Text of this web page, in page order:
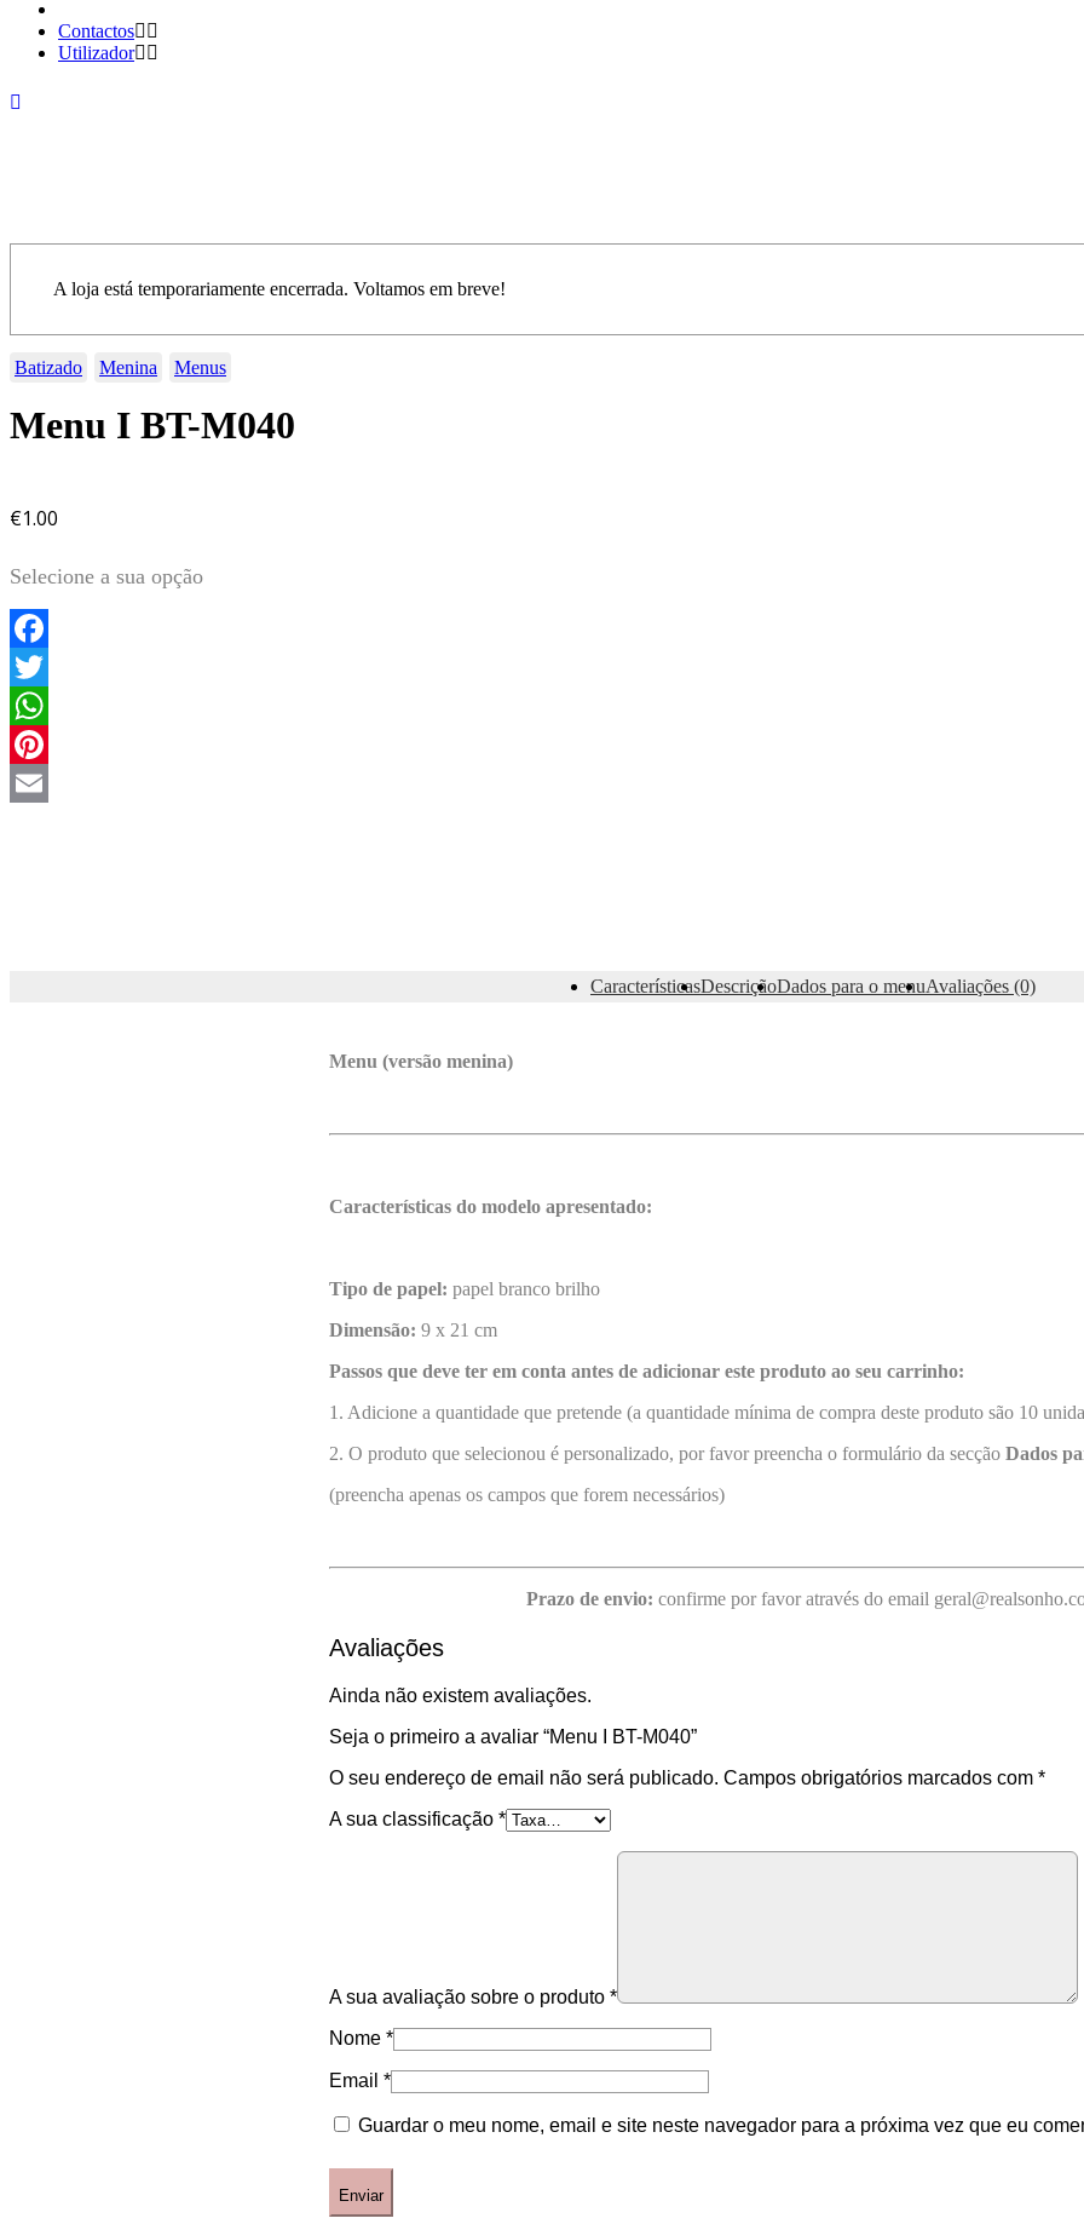
Contactos
Utilizador
A loja está temporariamente encerrada. Voltamos em breve!
Batizado Menina Menus
Menu I BT-M040
€1.00
Selecione a sua opção
Facebook
Twitter
WhatsApp
Pinterest
CaracterísticasDescriçãoDados para o menuAvaliações (0)
Menu (versão menina)
Características do modelo apresentado:
Tipo de papel: papel branco brilho
Dimensão: 9 x 21 cm
Passos que deve ter em conta antes de adicionar este produto ao seu carrinho:
1. Adicione a quantidade que pretende (a quantidade mínima de compra deste produto são 10
2. O produto que selecionou é personalizado, por favor preencha o formulário da secção Dados
(preencha apenas os campos que forem necessários)
Prazo de envio: confirme por favor através do email
Avaliações
Ainda não existem avaliações.
Seja o primeiro a avaliar “Menu I BT-M040”
O seu endereço de email não será publicado. Campos obrigatórios marcados com *
A sua classificação *
A sua avaliação sobre o produto *
Nome *
Email *
Guardar o meu nome, email e site neste navegador para a próxima vez que eu